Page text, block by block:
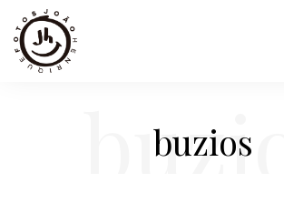
buzios
buzios